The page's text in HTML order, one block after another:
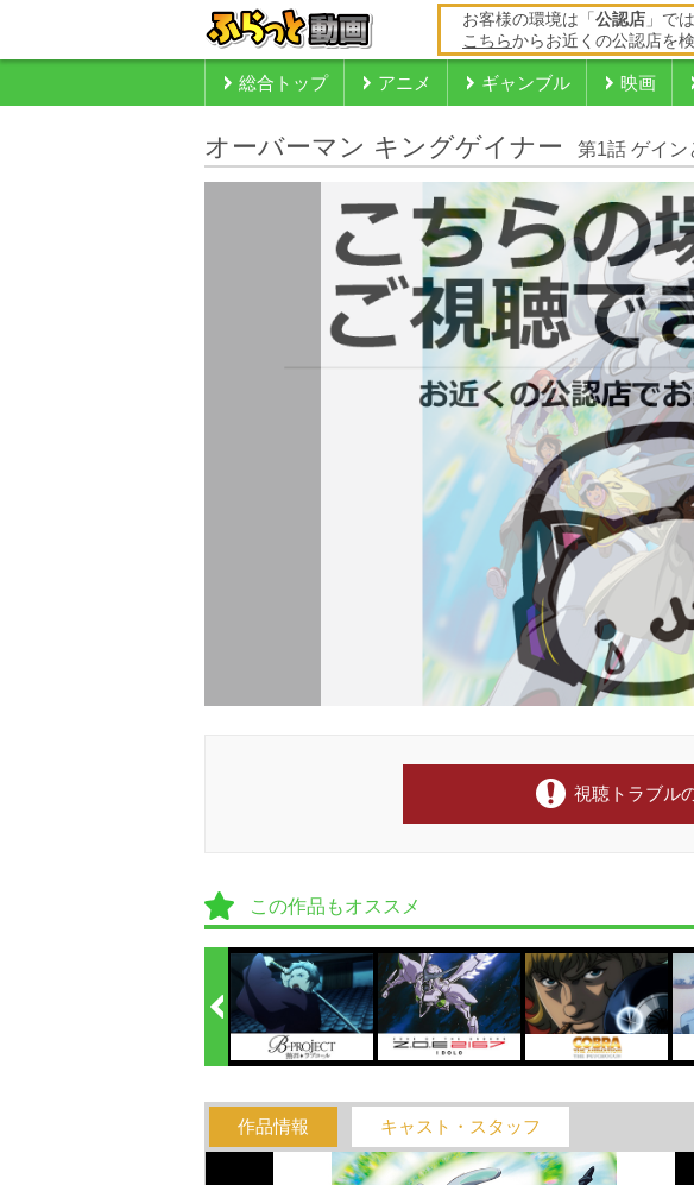
お客様の環境は「 公認店 」で
こちらからお近くの公認店を
総合トップ アニメ ギャンブル 映画
オーバーマン キングゲイナー 第1話 ゲイン
視聴トラブル
この作品もオススメ
作品情報 キャスト・スタッフ